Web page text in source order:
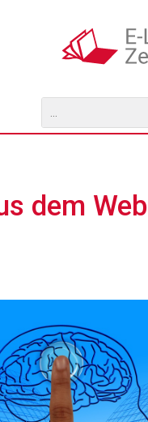
dem Web